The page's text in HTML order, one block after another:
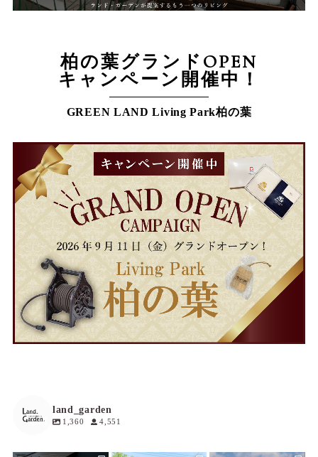
柏の葉グランドOPEN
キャンペーン開催中！
GREEN LAND Living Park柏の葉
land_garden
1,360 4,551